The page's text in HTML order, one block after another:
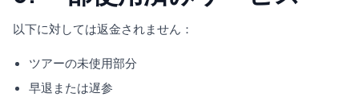
以下に対しては返金されません：
ツアーの未使用部分
早退または遅参